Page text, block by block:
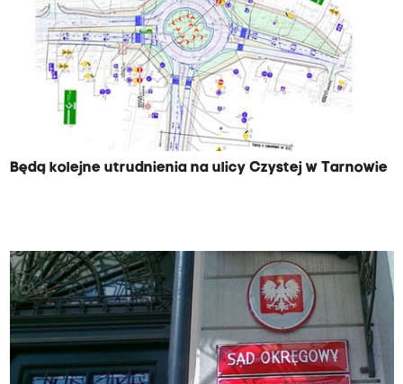
Będą kolejne utrudnienia na ulicy Czystej w Tarnowie